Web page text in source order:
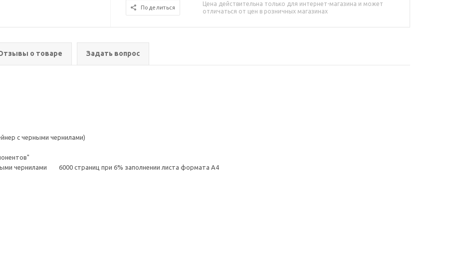
Поделиться
Цена действительна только для интернет-магазина и может
отличаться от цен в розничных магазинах
о товаре Задать вопрос
с черными чернилами)
чернилами 6000 страниц при 6% заполнении листа формата А4